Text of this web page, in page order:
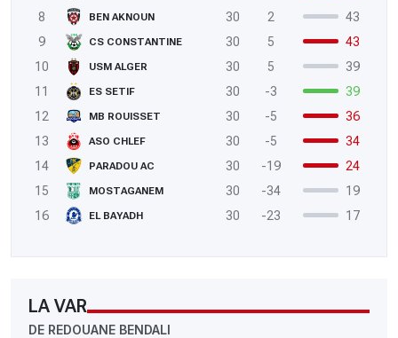
8
BEN AKNOUN 30 2
43
9
CS CONSTANTINE 30 5
43
10
USM ALGER 30 5
39
11
ES SETIF 30 -3
39
12
MB ROUISSET 30 -5
36
13
ASO CHLEF 30 -5
34
14
PARADOU AC 30 -19
24
15
MOSTAGANEM 30 -34
19
16
EL BAYADH 30 -23 17
LA VAR
DE REDOUANE BENDALI